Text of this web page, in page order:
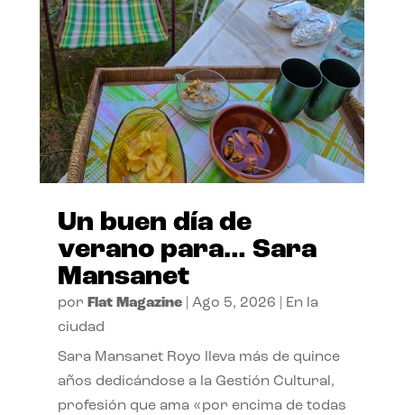
Un buen día de
verano para… Sara
Mansanet
por Flat Magazine| Ago 5, 2026
En la
ciudad
Sara Mansanet Royo lleva más de quince
años dedicándose a la Gestión Cultural,
profesión que ama «por encima de todas